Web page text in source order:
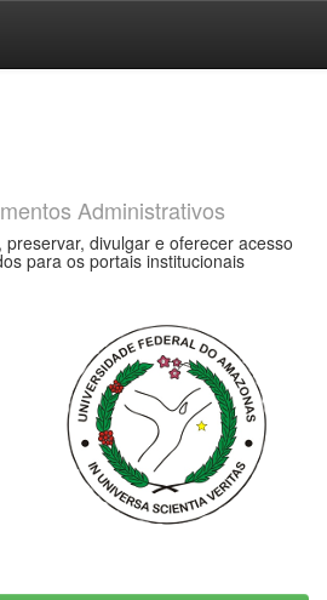
Administrativos
divulgar e oferecer acesso
para os portais institucionais